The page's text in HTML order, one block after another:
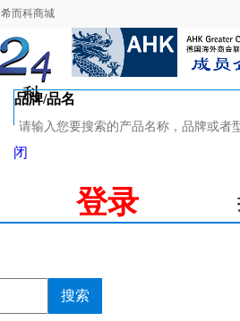
希而科商城
品牌/品名
闭
登录
搜索